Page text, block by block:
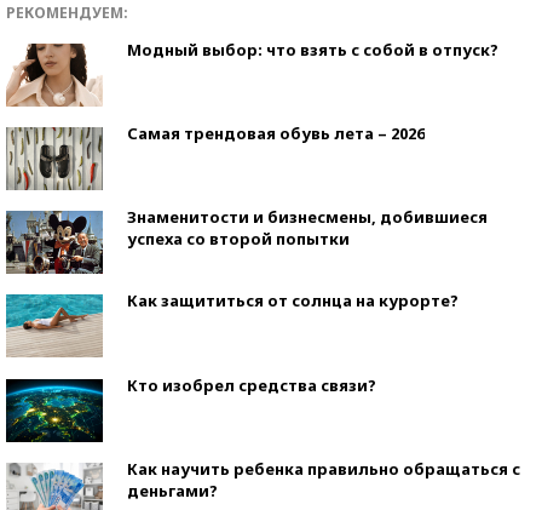
РЕКОМЕНДУЕМ:
Модный выбор: что взять с собой в отпуск?
Самая трендовая обувь лета – 2026
Знаменитости и бизнесмены, добившиеся
успеха со второй попытки
Как защититься от солнца на курорте?
Кто изобрел средства связи?
Как научить ребенка правильно обращаться с
деньгами?